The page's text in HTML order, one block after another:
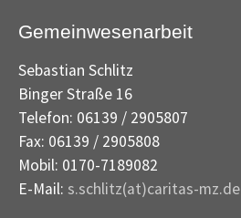
Gemeinwesenarbeit
Sebastian Schlitz
Binger Straße 16
Telefon: 06139 / 2905807
Fax: 06139 / 2905808
Mobil: 0170-7189082
E-Mail: s.schlitz(at)caritas-mz.de